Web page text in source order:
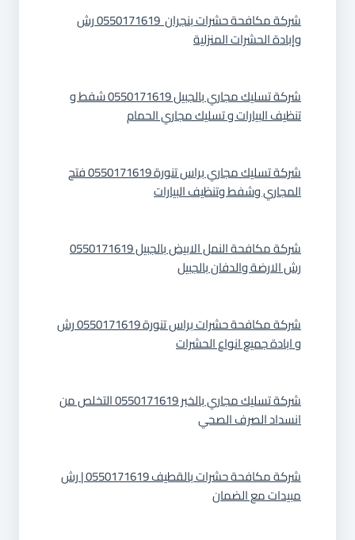
شركة مكافحة حشرات بنجران 0550171619 رش
وإبادة الحشرات المنزلية
شركة تسليك مجاري بالجبيل 0550171619 شفط و
تنظيف البيارات و تسليك مجاري الحمام
شركة تسليك مجاري براس تنورة 0550171619 فتح
المجاري وشفط وتنظيف البيارات
شركة مكافحة النمل الابيض بالجبيل 0550171619
رش الارضة والدفان بالجبيل
شركة مكافحة حشرات براس تنورة 0550171619 رش
و ابادة جميع انواع الحشرات
شركة تسليك مجاري بالخبر 0550171619 التخلص من
انسداد الصرف الصحي
شركة مكافحة حشرات بالقطيف 0550171619 | رش
مبيدات مع الضمان